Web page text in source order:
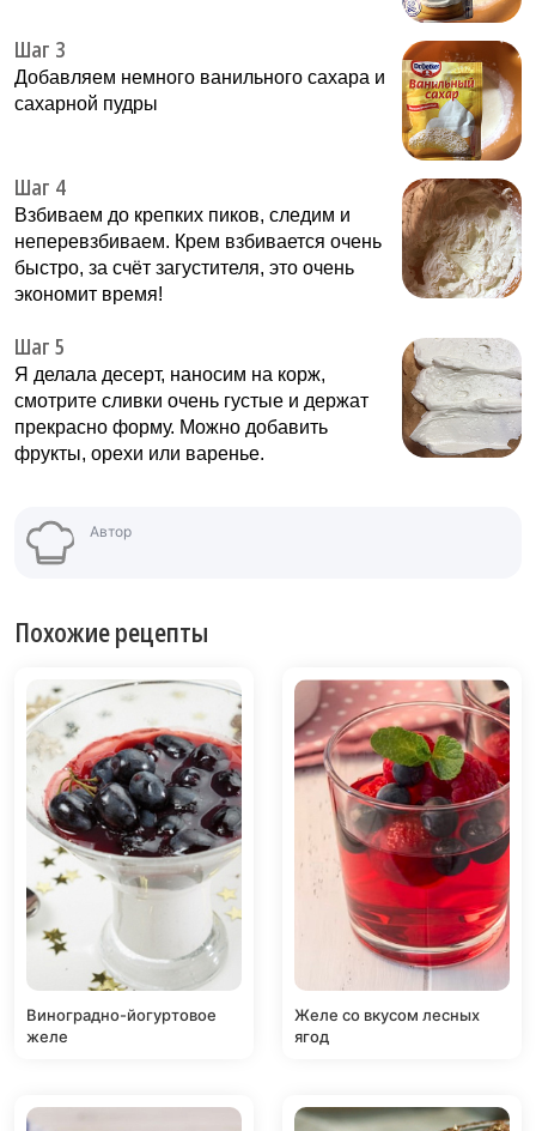
Шаг 3
Добавляем немного ванильного сахара и
сахарной пудры
Шаг 4
Взбиваем до крепких пиков, следим и
неперевзбиваем. Крем взбивается очень
быстро, за счёт загустителя, это очень
экономит время!
Шаг 5
Я делала десерт, наносим на корж,
смотрите сливки очень густые и держат
прекрасно форму. Можно добавить
фрукты, орехи или варенье.
Автор
Похожие рецепты
Виноградно-йогуртовое
желе
Желе со вкусом лесных
ягод